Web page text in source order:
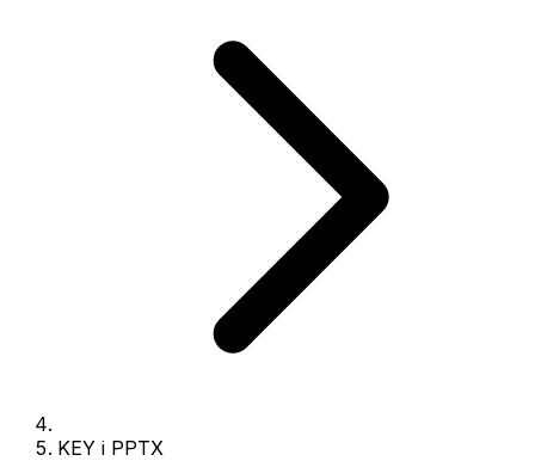
KEY i PPTX